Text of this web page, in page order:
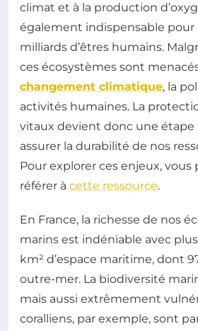
climat et à la production
également indispensable pour
milliards d’êtres humains.
ces écosystèmes sont
changement climatique, la
activités humaines. La
vitaux devient donc une
assurer la durabilité de nos
Pour explorer ces enjeux, vous
référer à cette ressource.
En France, la richesse de nos
marins est indéniable avec
km² d’espace maritime, dont
outre-mer. La biodiversité
mais aussi extrêmement
coralliens, par exemple, sont